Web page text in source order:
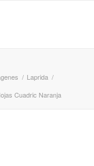
/ Laprida /
Cuadric Naranja